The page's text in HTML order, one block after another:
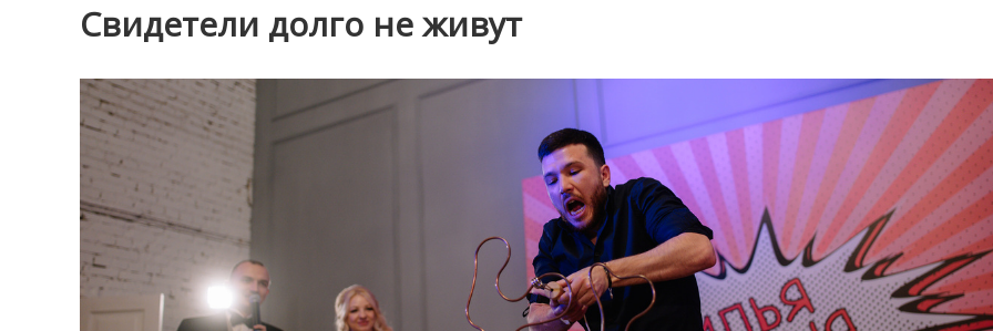
Свидетели долго не живут